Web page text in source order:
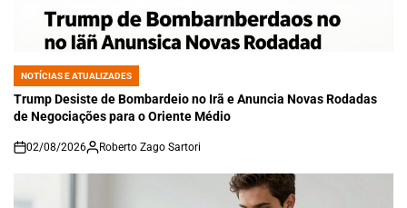
POSTED
IN
NOTÍCIAS E ATUALIZADES
Trump Desiste de Bombardeio no Irã e Anuncia Novas Rodadas
de Negociações para o Oriente Médio
on
02/08/2026 Roberto Zago Sartori